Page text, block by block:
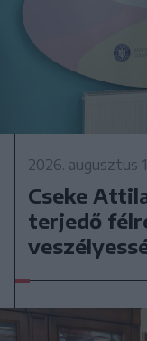
2026. augusztus
Cseke
terjedő